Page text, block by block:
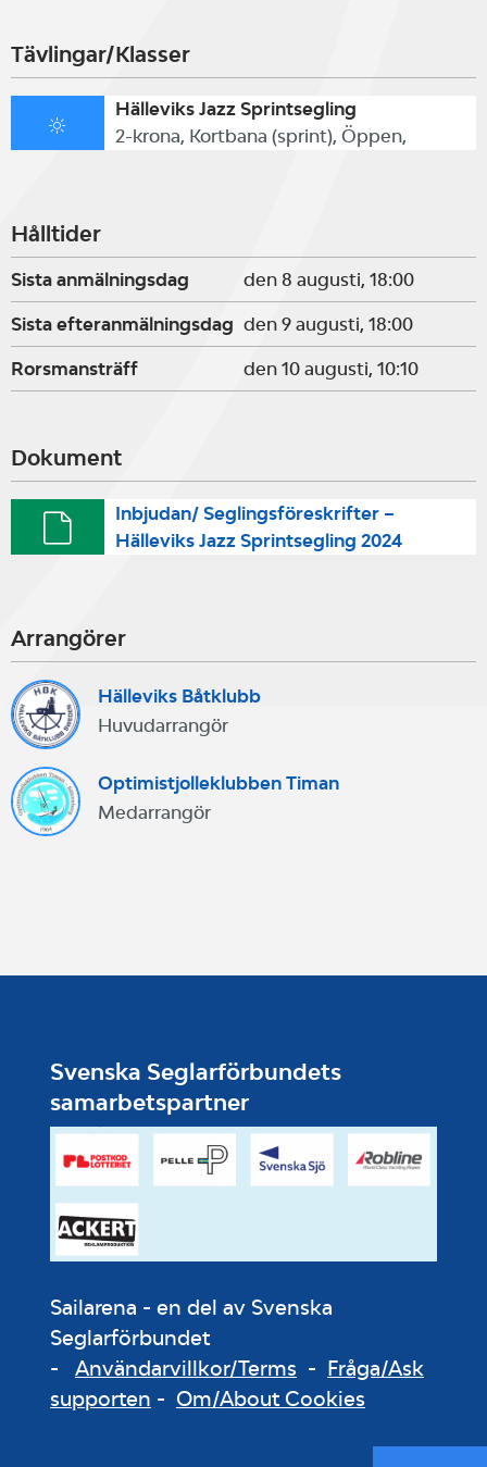
Tävlingar/Klasser
Hälleviks Jazz Sprintsegling
2-krona, Kortbana (sprint), Öppen,
Hålltider
Sista anmälningsdag den 8 augusti, 18:00
Sista efteranmälningsdag den 9 augusti, 18:00
Rorsmansträff den 10 augusti, 10:10
Dokument
Inbjudan/ Seglingsföreskrifter –
Hälleviks Jazz Sprintsegling 2024
Arrangörer
Hälleviks Båtklubb
Huvudarrangör
Optimistjolleklubben Timan
Medarrangör
Svenska Seglarförbundets
samarbetspartner
Sailarena - en del av Svenska
Seglarförbundet
- Användarvillkor/Terms - Fråga/Ask
supporten - Om/About Cookies